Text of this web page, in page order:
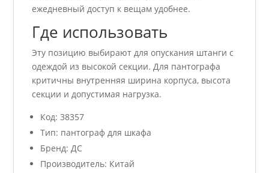
ежедневный доступ к вещам удобнее.
Где использовать
Эту позицию выбирают для опускания штанги с
одеждой из высокой секции. Для пантографа
критичны внутренняя ширина корпуса, высота
секции и допустимая нагрузка.
Код: 38357
Тип: пантограф для шкафа
Бренд: ДС
Производитель: Китай